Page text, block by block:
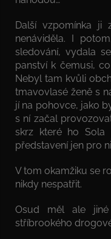
Další vzpomínka ji
nenáviděla. I
sledování, vydala
panství k čemusi,
Nebyl tam kvůli
tmavovlasé ženě s
jí na pohovce, jako
s ní začal
skrz které ho Sola
představení jen pro
V tom okamžiku se
nikdy nespatřit.
Osud měl ale jiné
stříbrookého